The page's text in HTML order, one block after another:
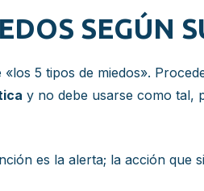
SEGÚN
5 tipos de miedos».
y no debe usarse como tal,
es la alerta; la acción que